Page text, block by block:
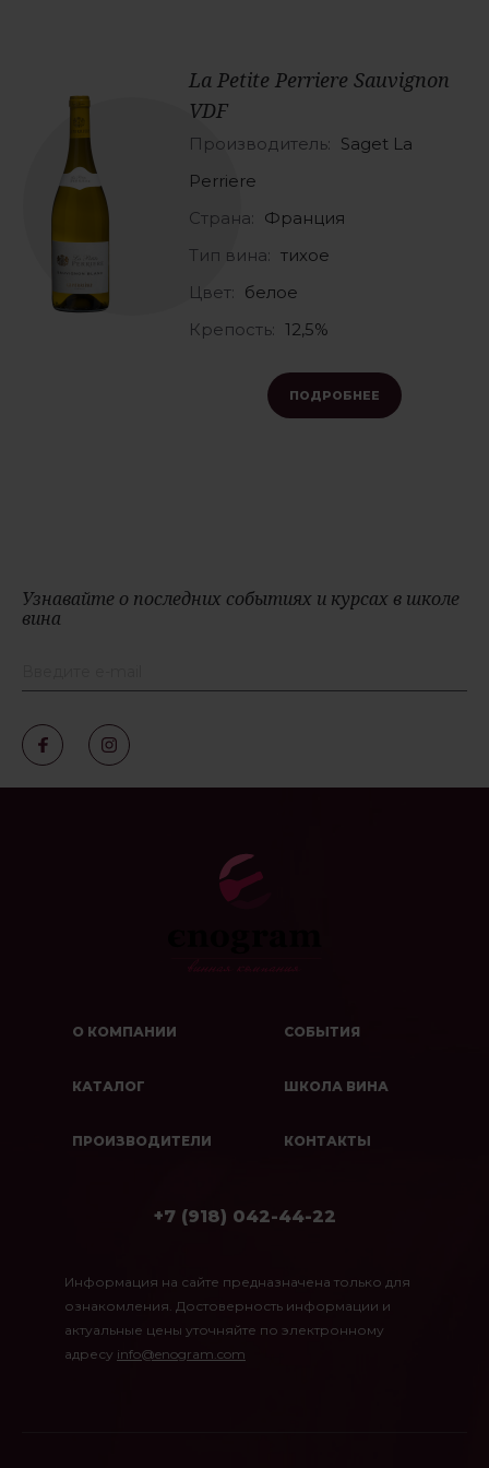
La Petite Perriere Sauvignon
VDF
Производитель: Saget La
Perriere
Страна: Франция
Тип вина: тихое
Цвет: белое
Крепость: 12,5%
ПОДРОБНЕЕ
Узнавайте о последних событиях и курсах в школе
вина
О КОМПАНИИ
КАТАЛОГ
ПРОИЗВОДИТЕЛИ
СОБЫТИЯ
ШКОЛА ВИНА
КОНТАКТЫ
+7 (918) 042-44-22
Информация на сайте предназначена только для
ознакомления. Достоверность информации и
актуальные цены уточняйте по электронному
адресу info@enogram.com